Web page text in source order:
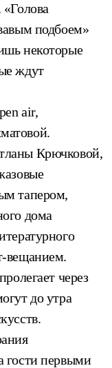
подбоем»
некоторые
ждут
air,
Крючковой,
тапером,
дома
вещанием.
через
до утра
гости первыми